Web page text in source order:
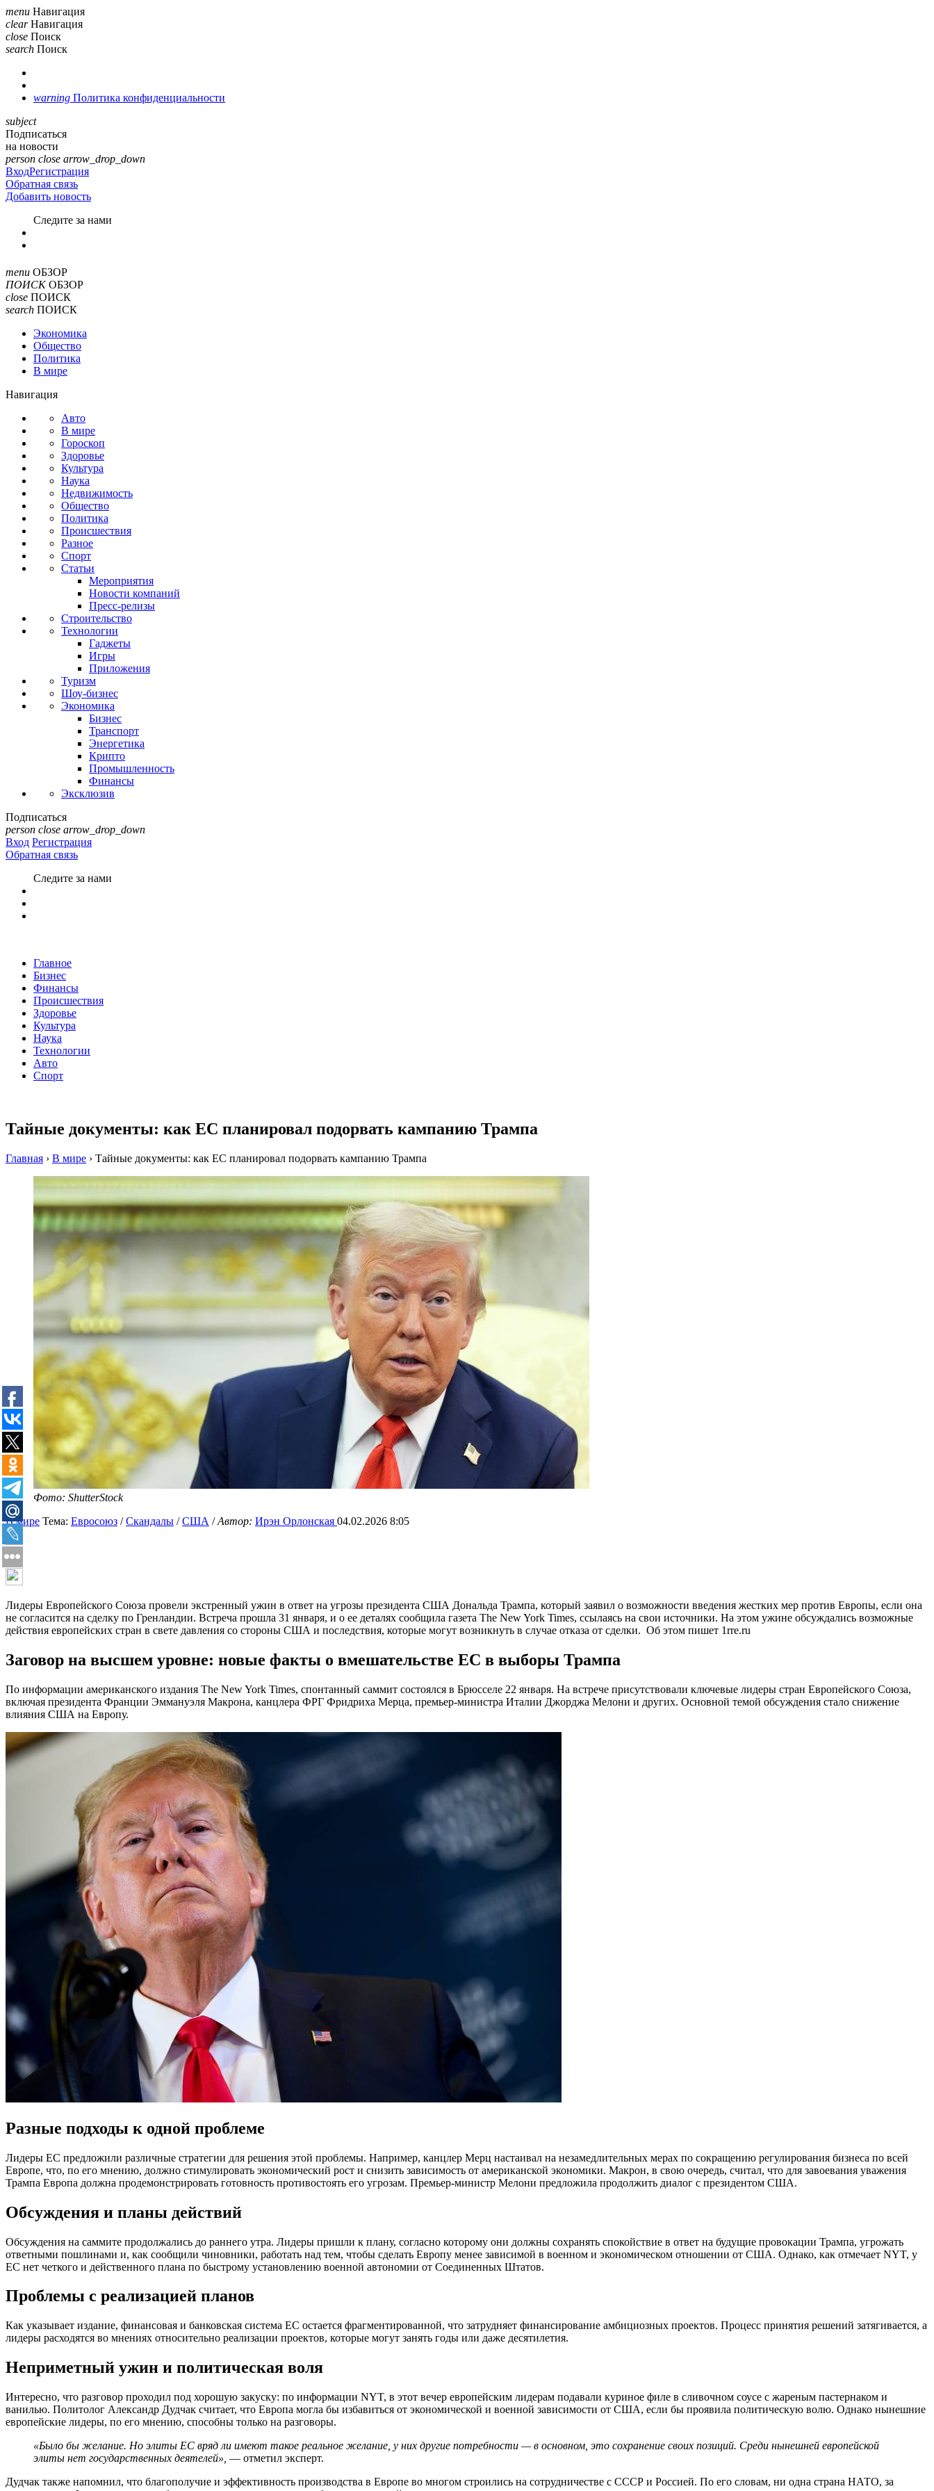
menu Навигация
clear Навигация
close Поиск
search Поиск
warning Политика конфиденциальности
subject
Подписаться
на новости
person close arrow_drop_down
ВходРегистрация
Обратная связь
Добавить новость
Cледите за нами
menu ОБЗОР
ПОИСК ОБЗОР
close ПОИСК
search ПОИСК
Экономика
Общество
Политика
В мире
Навигация
Авто
В мире
Гороскоп
Здоровье
Культура
Наука
Недвижимость
Общество
Политика
Происшествия
Разное
Спорт
Статьи
Мероприятия
Новости компаний
Пресс-релизы
Строительство
Технологии
Гаджеты
Игры
Приложения
Туризм
Шоу-бизнес
Экономика
Бизнес
Транспорт
Энергетика
Крипто
Промышленность
Финансы
Эксклюзив
Подписаться
person close arrow_drop_down
Вход Регистрация
Обратная связь
Следите за нами
Главное
Бизнес
Финансы
Происшествия
Здоровье
Культура
Наука
Технологии
Авто
Спорт
Тайные документы: как ЕС планировал подорвать кампанию Трампа
Главная › В мире › Тайные документы: как ЕС планировал подорвать кампанию Трампа
Фото: ShutterStock
В мире Тема: Евросоюз /Скандалы /США /Автор: Ирэн Орлонская 04.02.2026 8:05
Лидеры Европейского Союза провели экстренный ужин в ответ на угрозы президента США Дональда Трампа, который заявил о возможности введения жестких мер против Европы, если она
не согласится на сделку по Гренландии. Встреча прошла 31 января, и о ее деталях сообщила газета The New York Times, ссылаясь на свои источники. На этом ужине обсуждались возможные
действия европейских стран в свете давления со стороны США и последствия, которые могут возникнуть в случае отказа от сделки. Об этом пишет 1rre.ru
Заговор на высшем уровне: новые факты о вмешательстве ЕС в выборы Трампа
По информации американского издания The New York Times, спонтанный саммит состоялся в Брюсселе 22 января. На встрече присутствовали ключевые лидеры стран Европейского Союза,
включая президента Франции Эммануэля Макрона, канцлера ФРГ Фридриха Мерца, премьер-министра Италии Джорджа Мелони и других. Основной темой обсуждения стало снижение
влияния США на Европу.
Разные подходы к одной проблеме
Лидеры ЕС предложили различные стратегии для решения этой проблемы. Например, канцлер Мерц настаивал на незамедлительных мерах по сокращению регулирования бизнеса по всей
Европе, что, по его мнению, должно стимулировать экономический рост и снизить зависимость от американской экономики. Макрон, в свою очередь, считал, что для завоевания уважения
Трампа Европа должна продемонстрировать готовность противостоять его угрозам. Премьер-министр Мелони предложила продолжить диалог с президентом США.
Обсуждения и планы действий
Обсуждения на саммите продолжались до раннего утра. Лидеры пришли к плану, согласно которому они должны сохранять спокойствие в ответ на будущие провокации Трампа, угрожать
ответными пошлинами и, как сообщили чиновники, работать над тем, чтобы сделать Европу менее зависимой в военном и экономическом отношении от США. Однако, как отмечает NYT, у
ЕС нет четкого и действенного плана по быстрому установлению военной автономии от Соединенных Штатов.
Проблемы с реализацией планов
Как указывает издание, финансовая и банковская система ЕС остается фрагментированной, что затрудняет финансирование амбициозных проектов. Процесс принятия решений затягивается, а
лидеры расходятся во мнениях относительно реализации проектов, которые могут занять годы или даже десятилетия.
Неприметный ужин и политическая воля
Интересно, что разговор проходил под хорошую закуску: по информации NYT, в этот вечер европейским лидерам подавали куриное филе в сливочном соусе с жареным пастернаком и
ванилью. Политолог Александр Дудчак считает, что Европа могла бы избавиться от экономической и военной зависимости от США, если бы проявила политическую волю. Однако нынешние
европейские лидеры, по его мнению, способны только на разговоры.
«Было бы желание. Но элиты ЕС вряд ли имеют такое реальное желание, у них другие потребности — в основном, это сохранение своих позиций. Среди нынешней европейской
элиты нет государственных деятелей», — отметил эксперт.
Дудчак также напомнил, что благополучие и эффективность производства в Европе во многом строились на сотрудничестве с СССР и Россией. По его словам, ни одна страна НАТО, за